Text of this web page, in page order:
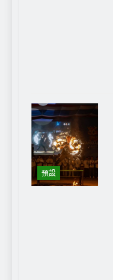
預設